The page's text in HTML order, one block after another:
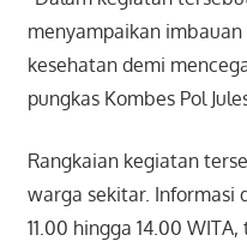
menyampaikan
kesehatan demi
pungkas Kombes Pol
Rangkaian kegiatan
warga sekitar. Informasi
11.00 hingga 14.00